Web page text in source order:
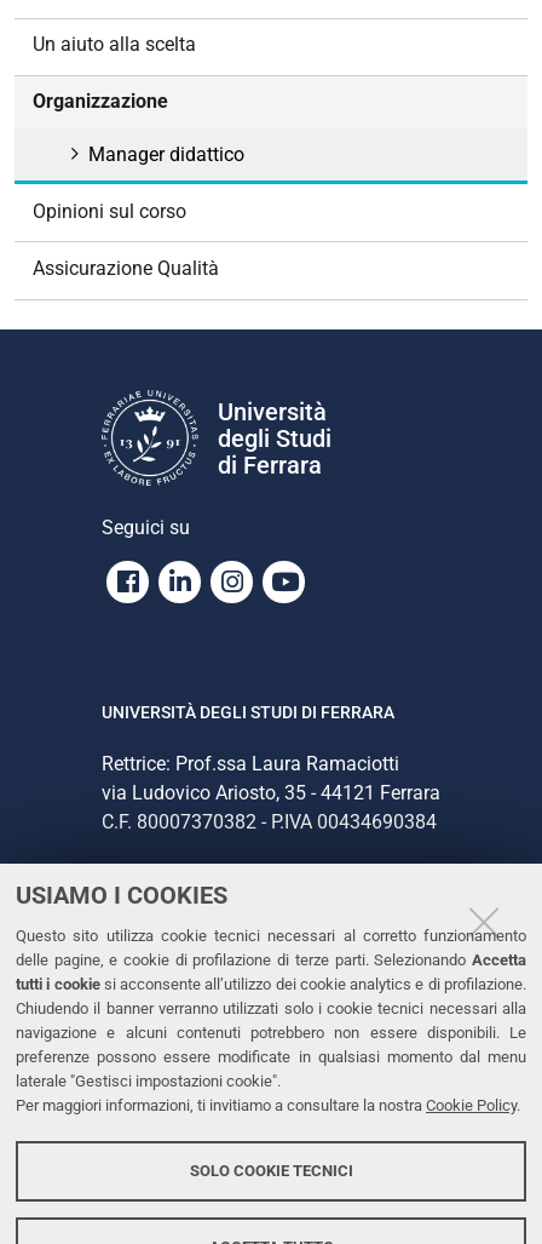
USIAMO I COOKIES
Questo sito utilizza cookie tecnici necessari al corretto funzionamento
delle pagine, e cookie di profilazione di terze parti. Selezionando Accetta
tutti i cookiesi acconsente all’utilizzo dei cookie analytics e di profilazione.
Chiudendo il banner verranno utilizzati solo i cookie tecnici necessari alla
navigazione e alcuni contenuti potrebbero non essere disponibili. Le
preferenze possono essere modificate in qualsiasi momento dal menu
laterale "Gestisci impostazioni cookie".
Per maggiori informazioni, ti invitiamo a consultare la nostra Cookie Policy.
SOLO COOKIE TECNICI
Un aiuto alla scelta
Organizzazione
Manager didattico
Opinioni sul corso
Assicurazione Qualità
Università
degli Studi
di Ferrara
Seguici su
Facebook
LinkedinInstagram
Youtube
UNIVERSITÀ DEGLI STUDI DI FERRARA
Rettrice: Prof.ssa Laura Ramaciotti
via Ludovico Ariosto, 35 - 44121 Ferrara
C.F. 80007370382 - P.IVA 00434690384
CONTATTI
Tel. +39 0532 293111
Fax. +39 0532 293031
PEC
LINKS
Dichiarazione di accessibilità
Protezione dati personali